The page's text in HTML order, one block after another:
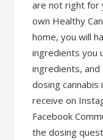
are not right for
own Healthy
home, you will
ingredients you
ingredients,
dosing
receive on
Facebook
the dosing